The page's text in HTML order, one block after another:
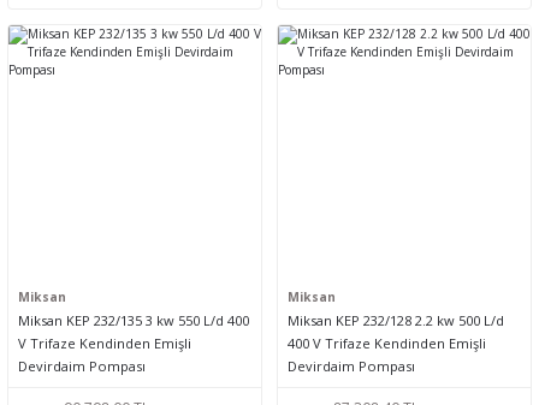
Miksan
Miksan KEP 232/135 3 kw 550 L/d 400
V Trifaze Kendinden Emişli
Devirdaim Pompası
Miksan
Miksan KEP 232/128 2.2 kw 500 L/d
400 V Trifaze Kendinden Emişli
Devirdaim Pompası